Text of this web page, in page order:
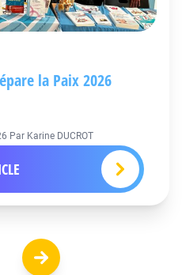
la Paix 2026
Par Karine DUCROT